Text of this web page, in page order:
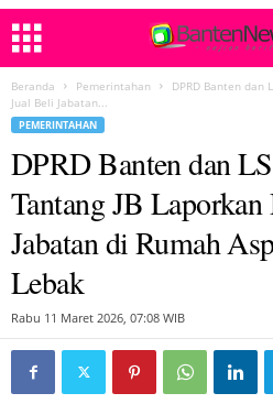
Beranda Pemerintahan
DPRD Banten dan
Jual Beli Jabatan...
PEMERINTAHAN
DPRD Banten dan
Tantang JB
Jabatan di Rumah
Lebak
Rabu 11 Maret 2026, 07:08 WIB